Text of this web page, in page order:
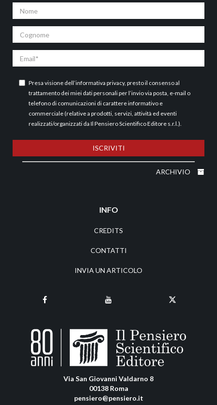
Presa visione dell’informativa privacy, presto il consenso al
trattamento dei miei dati personali per l’invio via posta, e-mail o
telefono di comunicazioni di carattere informativo e
commerciale (relative a prodotti, servizi, attività ed eventi
realizzati/organizzati da Il Pensiero Scientifico Editore s.r.l.).
ISCRIVITI
ARCHIVIO
INFO
CREDITS
CONTATTI
INVIA UN ARTICOLO
Via San Giovanni Valdarno 8
00138 Roma
pensiero@pensiero.it